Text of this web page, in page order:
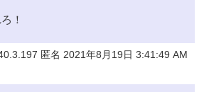
！
匿名 2021年8月19日 3:41:49 AM